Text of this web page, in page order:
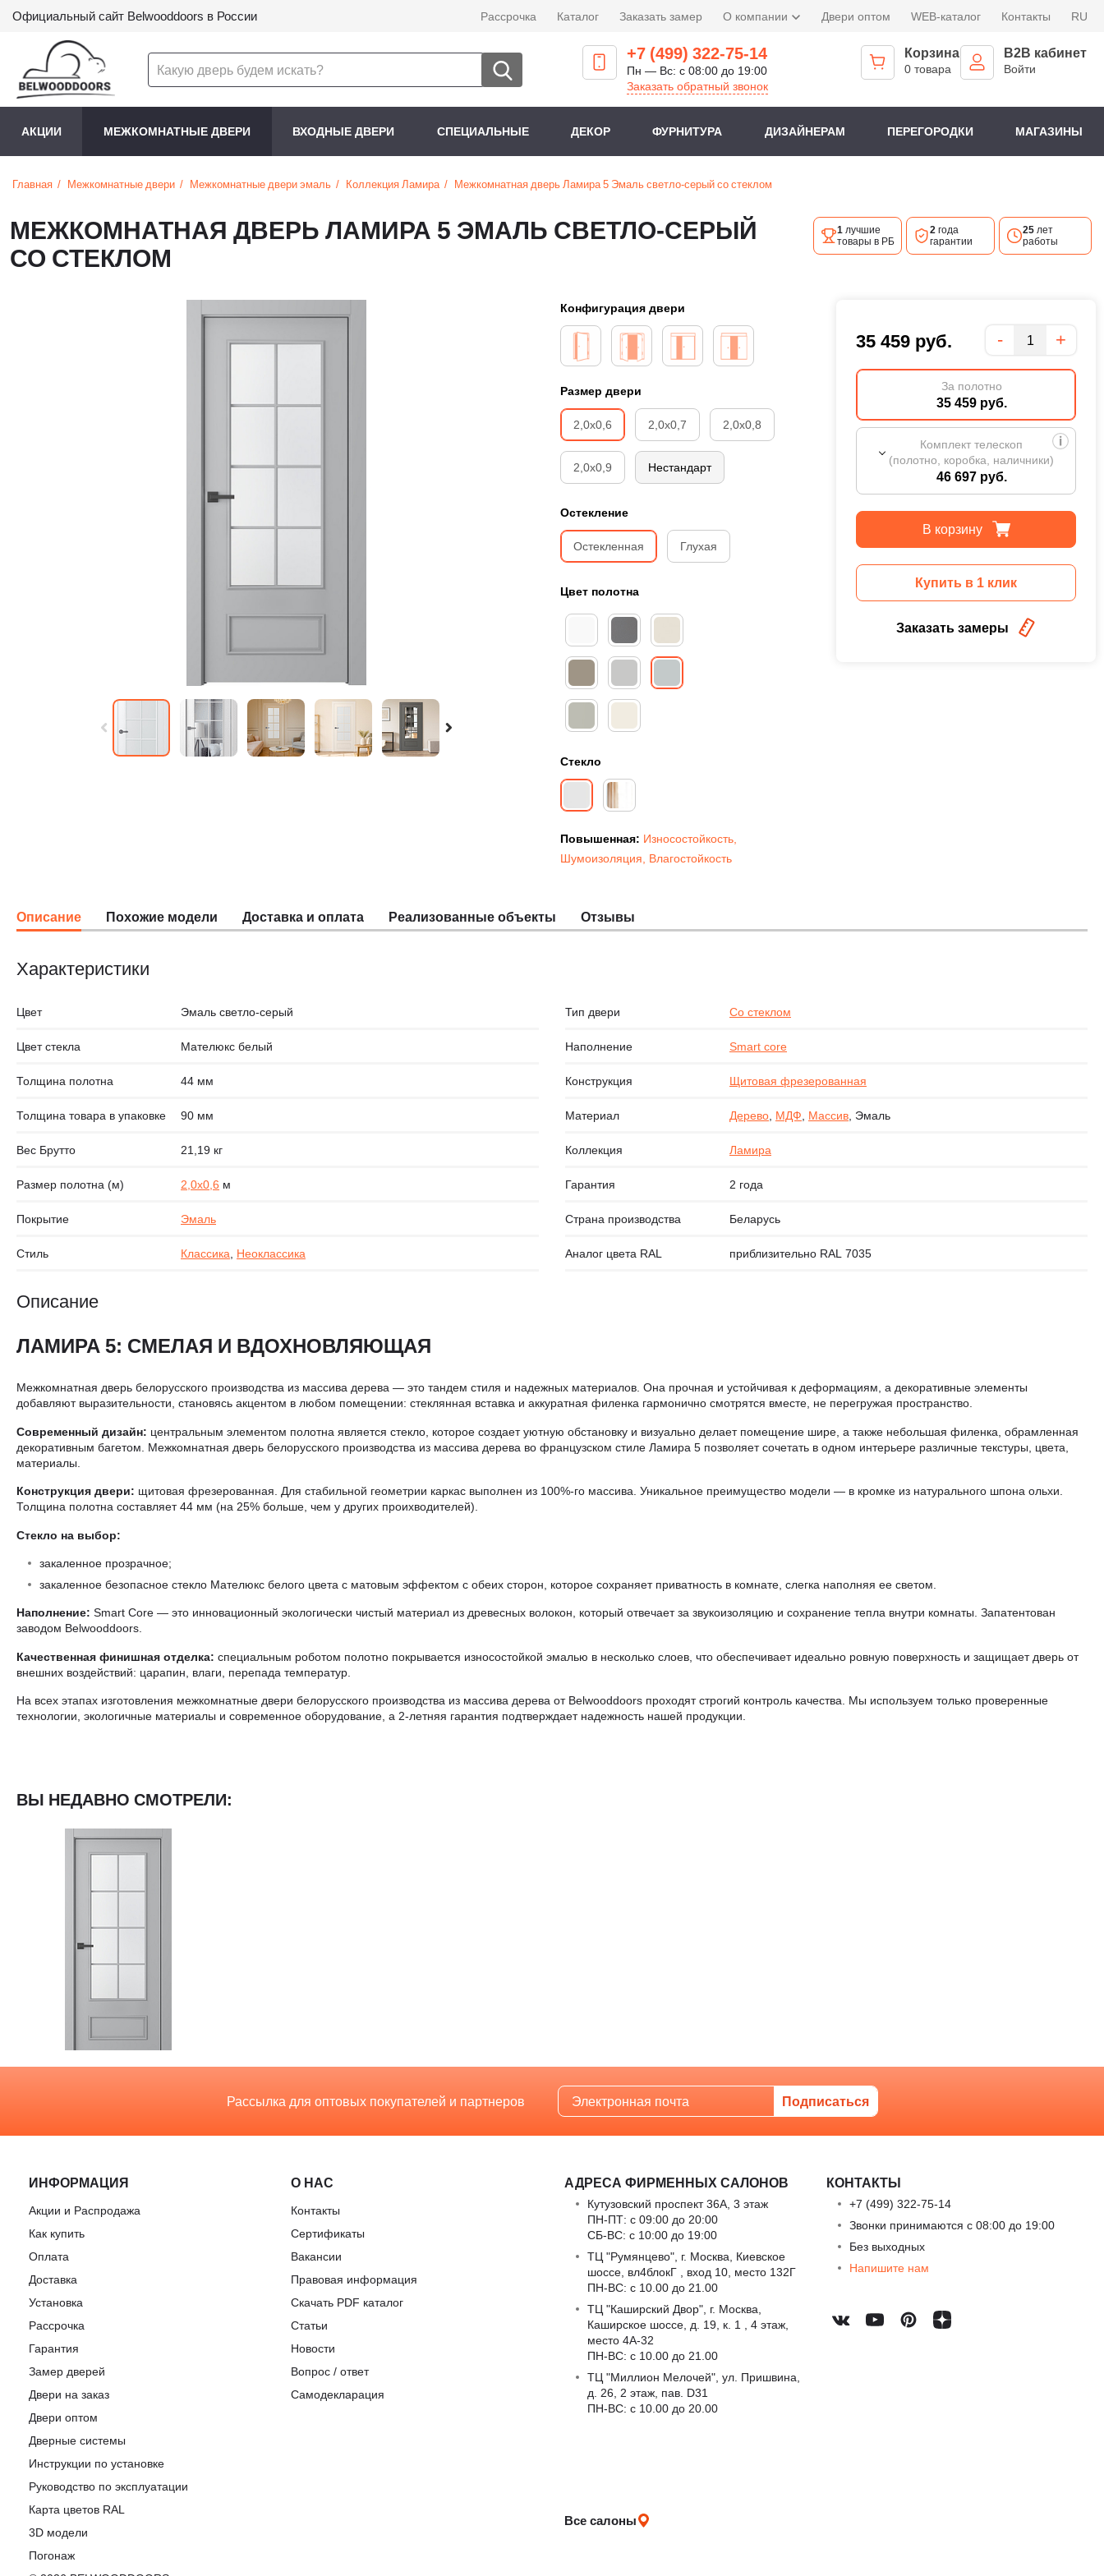
Официальный сайт Belwooddoors в России Рассрочка Каталог Заказать замер О компании Двери оптом WEB-каталог Контакты RU
+7 (499) 322-75-14
Пн — Вс: с 08:00 до 19:00
Заказать обратный звонок
Корзина
0 товара
B2B кабинет
Войти
АКЦИИ МЕЖКОМНАТНЫЕ ДВЕРИ ВХОДНЫЕ ДВЕРИ СПЕЦИАЛЬНЫЕ ДЕКОР ФУРНИТУРА ДИЗАЙНЕРАМ ПЕРЕГОРОДКИ МАГАЗИНЫ
Главная Межкомнатные двери Межкомнатные двери эмаль Коллекция Ламира Межкомнатная дверь Ламира 5 Эмаль светло-серый со стеклом
МЕЖКОМНАТНАЯ ДВЕРЬ ЛАМИРА 5 ЭМАЛЬ СВЕТЛО-СЕРЫЙ
СО СТЕКЛОМ
1лучшие
товары в РБ
2года
гарантии
25лет
работы
Конфигурация двери
Размер двери
2,0х0,6 2,0х0,7 2,0х0,8
2,0х0,9 Нестандарт
Остекление
Остекленная Глухая
Цвет полотна
Стекло
Повышенная: Износостойкость,
Шумоизоляция, Влагостойкость
35 459 руб. Количество
- +
За полотно
35 459 руб.
Комплект телескоп
(полотно, коробка, наличники)
46 697 руб.
В корзину
Купить в 1 клик
Заказать замеры
Описание Похожие модели Доставка и оплата Реализованные объекты Отзывы
Характеристики
Цвет Эмаль светло-серый
Цвет стекла Мателюкс белый
Толщина полотна 44 мм
Толщина товара в упаковке 90 мм
Вес Брутто 21,19 кг
Размер полотна (м) 2,0х0,6 м
Покрытие Эмаль
Стиль Классика, Неоклассика
Тип двери Со стеклом
Наполнение Smart core
Конструкция Щитовая фрезерованная
Материал Дерево, МДФ, Массив, Эмаль
Коллекция Ламира
Гарантия 2 года
Страна производства Беларусь
Аналог цвета RAL приблизительно RAL 7035
Описание
ЛАМИРА 5: СМЕЛАЯ И ВДОХНОВЛЯЮЩАЯ
Межкомнатная дверь белорусского производства из массива дерева — это тандем стиля и надежных материалов. Она прочная и устойчивая к деформациям, а декоративные элементы
добавляют выразительности, становясь акцентом в любом помещении: стеклянная вставка и аккуратная филенка гармонично смотрятся вместе, не перегружая пространство.
Современный дизайн: центральным элементом полотна является стекло, которое создает уютную обстановку и визуально делает помещение шире, а также небольшая филенка, обрамленная
декоративным багетом. Межкомнатная дверь белорусского производства из массива дерева во французском стиле Ламира 5 позволяет сочетать в одном интерьере различные текстуры, цвета,
материалы.
Конструкция двери: щитовая фрезерованная. Для стабильной геометрии каркас выполнен из 100%-го массива. Уникальное преимущество модели — в кромке из натурального шпона ольхи.
Толщина полотна составляет 44 мм (на 25% больше, чем у других проихводителей).
Стекло на выбор:
закаленное прозрачное;
закаленное безопасное стекло Мателюкс белого цвета с матовым эффектом с обеих сторон, которое сохраняет приватность в комнате, слегка наполняя ее светом.
Наполнение: Smart Core — это инновационный экологически чистый материал из древесных волокон, который отвечает за звукоизоляцию и сохранение тепла внутри комнаты. Запатентован
заводом Belwooddoors.
Качественная финишная отделка: специальным роботом полотно покрывается износостойкой эмалью в несколько слоев, что обеспечивает идеально ровную поверхность и защищает дверь от
внешних воздействий: царапин, влаги, перепада температур.
На всех этапах изготовления межкомнатные двери белорусского производства из массива дерева от Belwooddoors проходят строгий контроль качества. Мы используем только проверенные
технологии, экологичные материалы и современное оборудование, а 2-летняя гарантия подтверждает надежность нашей продукции.
ВЫ НЕДАВНО СМОТРЕЛИ:
Рассылка для оптовых покупателей и партнеров
ИНФОРМАЦИЯ
Акции и Распродажа
Как купить
Оплата
Доставка
Установка
Рассрочка
Гарантия
Замер дверей
Двери на заказ
Двери оптом
Дверные системы
Инструкции по установке
Pуководство по эксплуатации
Карта цветов RAL
3D модели
Погонаж
О НАС
Контакты
Сертификаты
Вакансии
Правовая информация
Скачать PDF каталог
Статьи
Новости
Вопрос / ответ
Самодекларация
АДРЕСА ФИРМЕННЫХ САЛОНОВ
Кутузовский проспект 36А, 3 этаж
ПН-ПТ: с 09:00 до 20:00
СБ-ВС: с 10:00 до 19:00
ТЦ "Румянцево", г. Москва, Киевское
шоссе, вл4блокГ , вход 10, место 132Г
ПН-ВС: c 10.00 до 21.00
ТЦ "Каширский Двор", г. Москва,
Каширское шоссе, д. 19, к. 1 , 4 этаж,
место 4А-32
ПН-ВС: c 10.00 до 21.00
ТЦ "Миллион Мелочей", ул. Пришвина,
д. 26, 2 этаж, пав. D31
ПН-ВС: c 10.00 до 20.00
Все салоны
КОНТАКТЫ
+7 (499) 322-75-14
Звонки принимаются с 08:00 до 19:00
Без выходных
Напишите нам